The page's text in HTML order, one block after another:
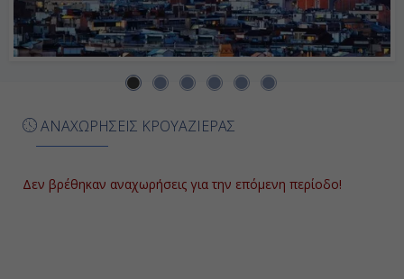
-
Βαρκελώνη, Ισπανία
Αποβίβαση
ΑΝΑΧΩΡΗΣΕΙΣ ΚΡΟΥΑΖΙΕΡΑΣ
Δεν βρέθηκαν αναχωρήσεις για την επόμενη περίοδο!